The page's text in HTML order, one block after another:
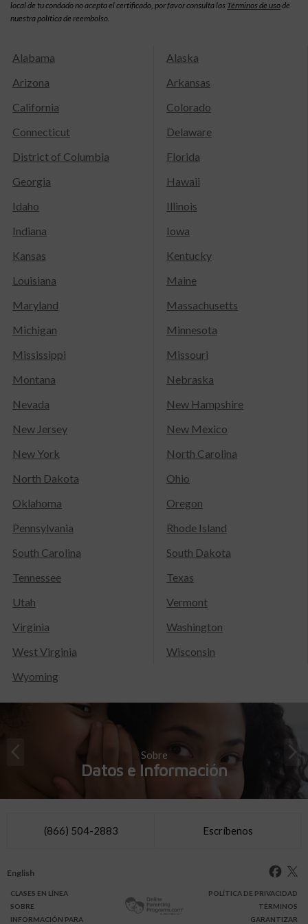
local de tu condado no acepta el certificado, por favor consulta las Términos de usode
nuestra política de reembolso.
Alabama
Alaska
Arizona
Arkansas
California
Colorado
Connecticut
Delaware
District of Columbia
Florida
Georgia
Hawaii
Idaho
Illinois
Indiana
Iowa
Kansas
Kentucky
Louisiana
Maine
Maryland
Massachusetts
Michigan
Minnesota
Mississippi
Missouri
Montana
Nebraska
Nevada
New Hampshire
New Jersey
New Mexico
New York
North Carolina
North Dakota
Ohio
Oklahoma
Oregon
Pennsylvania
Rhode Island
South Carolina
South Dakota
Tennessee
Texas
Utah
Vermont
Virginia
Washington
West Virginia
Wisconsin
Wyoming
Sobre
Datos e Información
(866) 504-2883 Escríbenos
English
CLASES EN LÍNEA
SOBRE
INFORMACIÓN PARA
POLÍTICA DE PRIVACIDAD
TÉRMINOS
GARANTIZAR